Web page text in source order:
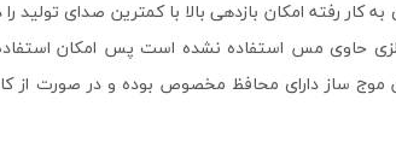
به کار رفته امکان بازدهی بالا با کمترین صدای
حاوی مس استفاده نشده است پس امکان
موج ساز دارای محافظ مخصوص بوده و در صورت از